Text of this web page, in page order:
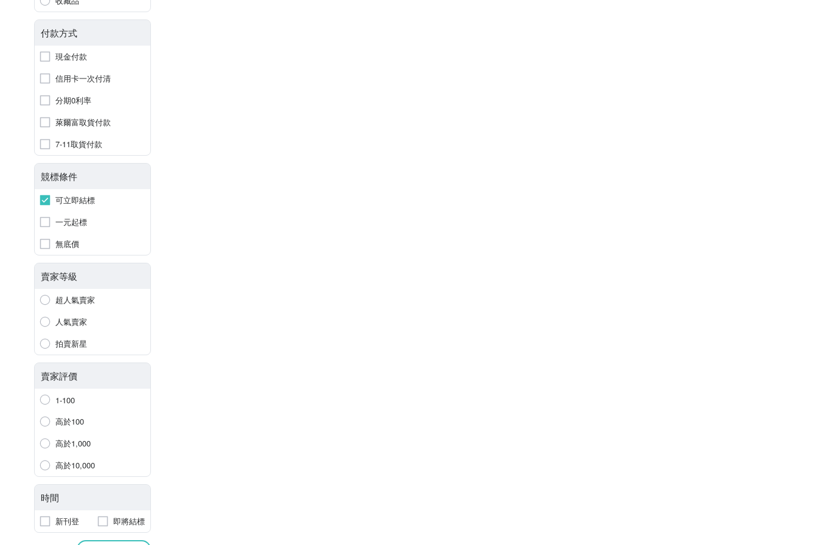
付款方式
現金付款
信用卡一次付清
分期0利率
萊爾富取貨付款
7-11取貨付款
競標條件
可立即結標
一元起標
無底價
賣家等級
超人氣賣家
人氣賣家
拍賣新星
賣家評價
1-100
高於100
高於1,000
高於10,000
時間
新刊登 即將結標